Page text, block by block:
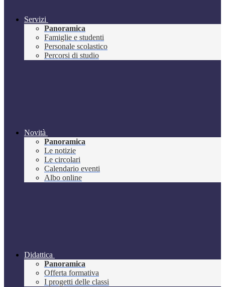
Servizi
Panoramica
Famiglie e studenti
Personale scolastico
Percorsi di studio
Novità
Panoramica
Le notizie
Le circolari
Calendario eventi
Albo online
Didattica
Panoramica
Offerta formativa
I progetti delle classi